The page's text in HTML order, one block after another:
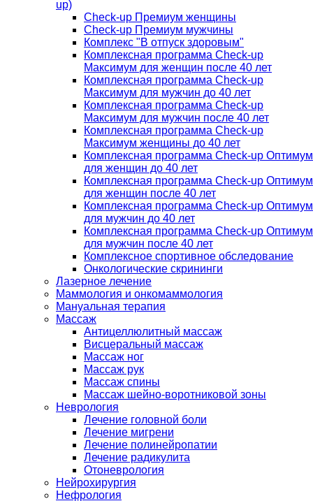
up)
Check-up Премиум женщины
Check-up Премиум мужчины
Комплекс "В отпуск здоровым"
Комплексная программа Check-up
Максимум для женщин после 40 лет
Комплексная программа Check-up
Максимум для мужчин до 40 лет
Комплексная программа Check-up
Максимум для мужчин после 40 лет
Комплексная программа Check-up
Максимум женщины до 40 лет
Комплексная программа Check-up Оптимум
для женщин до 40 лет
Комплексная программа Check-up Оптимум
для женщин после 40 лет
Комплексная программа Check-up Оптимум
для мужчин до 40 лет
Комплексная программа Check-up Оптимум
для мужчин после 40 лет
Комплексное спортивное обследование
Онкологические скрининги
Лазерное лечение
Маммология и онкомаммология
Мануальная терапия
Массаж
Антицеллюлитный массаж
Висцеральный массаж
Массаж ног
Массаж рук
Массаж спины
Массаж шейно-воротниковой зоны
Неврология
Лечение головной боли
Лечение мигрени
Лечение полинейропатии
Лечение радикулита
Отоневрология
Нейрохирургия
Нефрология